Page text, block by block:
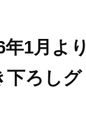
1月より
下ろしグ